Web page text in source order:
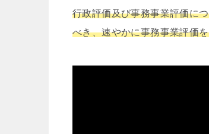
行政評価及び事務事業評価に
べき、速やかに事務事業評価